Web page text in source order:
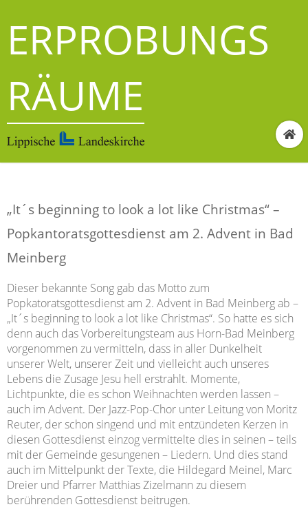
ERPROBUNGS
RÄUME
„It´s beginning to look a lot like Christmas“ –
Popkantoratsgottesdienst am 2. Advent in Bad
Meinberg
Dieser bekannte Song gab das Motto zum
Popkatoratsgottesdienst am 2. Advent in Bad Meinberg ab –
„It´s beginning to look a lot like Christmas“. So hatte es sich
denn auch das Vorbereitungsteam aus Horn-Bad Meinberg
vorgenommen zu vermitteln, dass in aller Dunkelheit
unserer Welt, unserer Zeit und vielleicht auch unseres
Lebens die Zusage Jesu hell erstrahlt. Momente,
Lichtpunkte, die es schon Weihnachten werden lassen –
auch im Advent. Der Jazz-Pop-Chor unter Leitung von Moritz
Reuter, der schon singend und mit entzündeten Kerzen in
diesen Gottesdienst einzog vermittelte dies in seinen – teils
mit der Gemeinde gesungenen – Liedern. Und dies stand
auch im Mittelpunkt der Texte, die Hildegard Meinel, Marc
Dreier und Pfarrer Matthias Zizelmann zu diesem
berührenden Gottesdienst beitrugen.